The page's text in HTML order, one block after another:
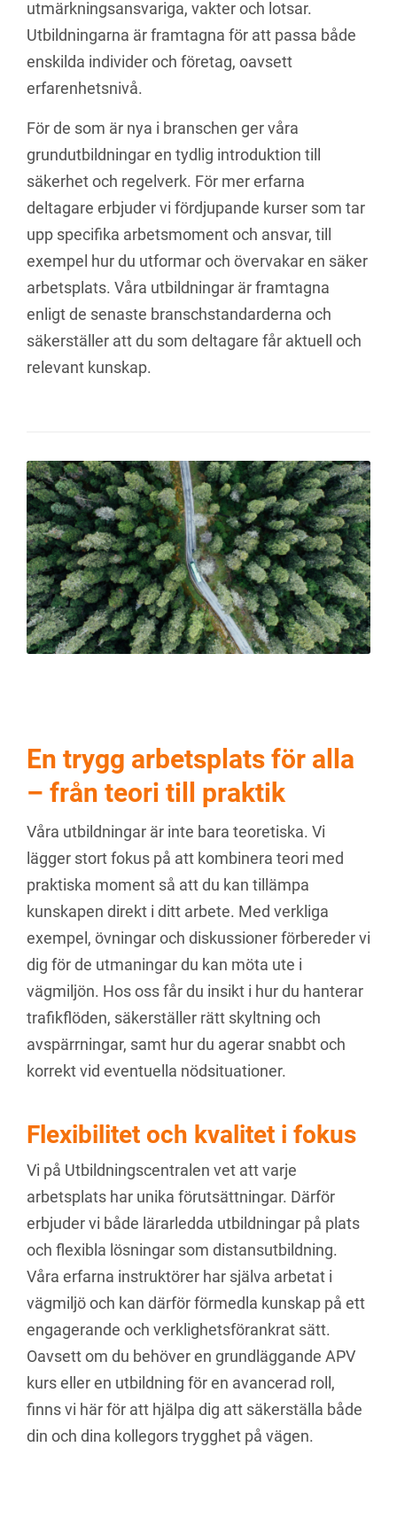
utmärkningsansvariga, vakter och lotsar.
Utbildningarna är framtagna för att passa både
enskilda individer och företag, oavsett
erfarenhetsnivå.
För de som är nya i branschen ger våra
grundutbildningar en tydlig introduktion till
säkerhet och regelverk. För mer erfarna
deltagare erbjuder vi fördjupande kurser som tar
upp specifika arbetsmoment och ansvar, till
exempel hur du utformar och övervakar en säker
arbetsplats. Våra utbildningar är framtagna
enligt de senaste branschstandarderna och
säkerställer att du som deltagare får aktuell och
relevant kunskap.
En trygg arbetsplats för alla
– från teori till praktik
Våra utbildningar är inte bara teoretiska. Vi
lägger stort fokus på att kombinera teori med
praktiska moment så att du kan tillämpa
kunskapen direkt i ditt arbete. Med verkliga
exempel, övningar och diskussioner förbereder vi
dig för de utmaningar du kan möta ute i
vägmiljön. Hos oss får du insikt i hur du hanterar
trafikflöden, säkerställer rätt skyltning och
avspärrningar, samt hur du agerar snabbt och
korrekt vid eventuella nödsituationer.
Flexibilitet och kvalitet i fokus
Vi på Utbildningscentralen vet att varje
arbetsplats har unika förutsättningar. Därför
erbjuder vi både lärarledda utbildningar på plats
och flexibla lösningar som distansutbildning.
Våra erfarna instruktörer har själva arbetat i
vägmiljö och kan därför förmedla kunskap på ett
engagerande och verklighetsförankrat sätt.
Oavsett om du behöver en grundläggande APV
kurs eller en utbildning för en avancerad roll,
finns vi här för att hjälpa dig att säkerställa både
din och dina kollegors trygghet på vägen.